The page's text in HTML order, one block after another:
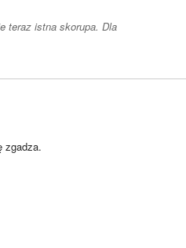
teraz istna skorupa. Dla
zgadza.